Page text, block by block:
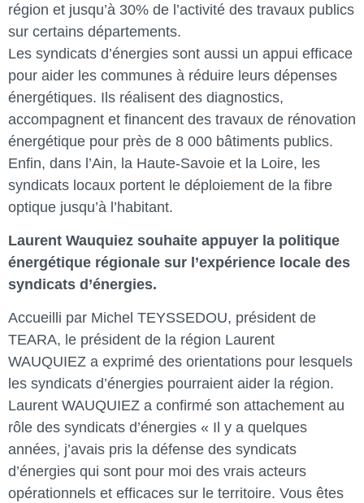
région et jusqu’à 30% de l’activité des travaux publics
sur certains départements.
Les syndicats d’énergies sont aussi un appui efficace
pour aider les communes à réduire leurs dépenses
énergétiques. Ils réalisent des diagnostics,
accompagnent et financent des travaux de rénovation
énergétique pour près de 8 000 bâtiments publics.
Enfin, dans l’Ain, la Haute-Savoie et la Loire, les
syndicats locaux portent le déploiement de la fibre
optique jusqu’à l’habitant.
Laurent Wauquiez souhaite appuyer la politique
énergétique régionale sur l’expérience locale des
syndicats d’énergies.
Accueilli par Michel TEYSSEDOU, président de
TEARA, le président de la région Laurent
WAUQUIEZ a exprimé des orientations pour lesquels
les syndicats d’énergies pourraient aider la région.
Laurent WAUQUIEZ a confirmé son attachement au
rôle des syndicats d’énergies « Il y a quelques
années, j’avais pris la défense des syndicats
d’énergies qui sont pour moi des vrais acteurs
opérationnels et efficaces sur le territoire. Vous êtes